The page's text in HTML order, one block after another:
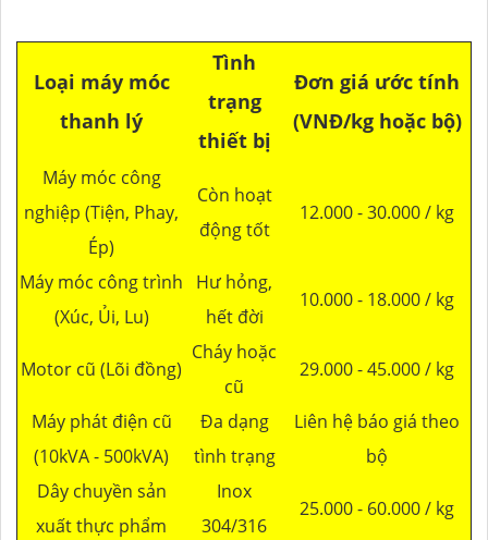
Loại máy móc
thanh lý
Tình
trạng
thiết bị
Đơn giá ước tính
(VNĐ/kg hoặc bộ)
Máy móc công
nghiệp (Tiện, Phay,
Ép)
Còn hoạt
động tốt
12.000 - 30.000 / kg
Máy móc công trình
(Xúc, Ủi, Lu)
Hư hỏng,
hết đời
10.000 - 18.000 / kg
Motor cũ (Lõi đồng)
Cháy hoặc
cũ
29.000 - 45.000 / kg
Máy phát điện cũ
(10kVA - 500kVA)
Đa dạng
tình trạng
Liên hệ báo giá theo
bộ
Dây chuyền sản
xuất thực phẩm
Inox
304/316
25.000 - 60.000 / kg